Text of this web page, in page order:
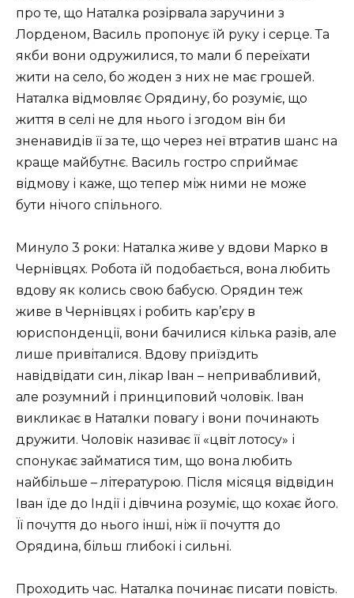
про те, що Наталка розірвала заручини з
Лорденом, Василь пропонує їй руку і серце. Та
якби вони одружилися, то мали б переїхати
жити на село, бо жоден з них не має грошей.
Наталка відмовляє Орядину, бо розуміє, що
життя в селі не для нього і згодом він би
зненавидів її за те, що через неї втратив шанс на
краще майбутнє. Василь гостро сприймає
відмову і каже, що тепер між ними не може
бути нічого спільного.
Минуло 3 роки: Наталка живе у вдови Марко в
Чернівцях. Робота їй подобається, вона любить
вдову як колись свою бабусю. Орядин теж
живе в Чернівцях і робить кар’єру в
юриспонденції, вони бачилися кілька разів, але
лише привіталися. Вдову приїздить
навідвідати син, лікар Іван – непривабливий,
але розумний і принциповий чоловік. Іван
викликає в Наталки повагу і вони починають
дружити. Чоловік називає її «цвіт лотосу» і
спонукає займатися тим, що вона любить
найбільше – літературою. Після місяця відвідин
Іван їде до Індії і дівчина розуміє, що кохає його.
Її почуття до нього інші, ніж її почуття до
Орядина, більш глибокі і сильні.
Проходить час. Наталка починає писати повість.